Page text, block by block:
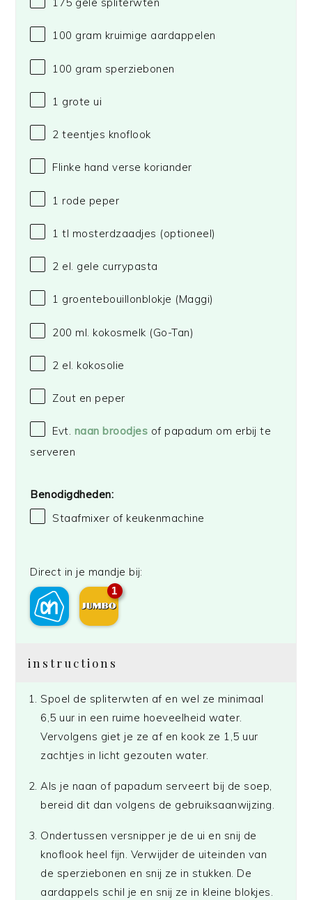
100 gram kruimige aardappelen
100 gram sperziebonen
1 grote ui
2 teentjes knoflook
Flinke hand verse koriander
1 rode peper
1 tl mosterdzaadjes (optioneel)
2 el. gele currypasta
1 groentebouillonblokje (Maggi)
200 ml. kokosmelk (Go-Tan)
2 el. kokosolie
Zout en peper
Evt. naan broodjes of papadum om erbij te
serveren
Benodigdheden:
Staafmixer of keukenmachine
Direct in je mandje bij:
1
instructions
Spoel de spliterwten af en wel ze minimaal
6,5 uur in een ruime hoeveelheid water.
Vervolgens giet je ze af en kook ze 1,5 uur
zachtjes in licht gezouten water.
Als je naan of papadum serveert bij de soep,
bereid dit dan volgens de gebruiksaanwijzing.
Ondertussen versnipper je de ui en snij de
knoflook heel fijn. Verwijder de uiteinden van
de sperziebonen en snij ze in stukken. De
aardappels schil je en snij ze in kleine blokjes.